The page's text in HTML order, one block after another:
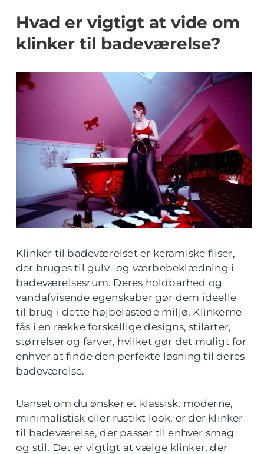
Hvad er vigtigt at vide om
klinker til badeværelse?
Klinker til badeværelset er keramiske fliser,
der bruges til gulv- og værbebeklædning i
badeværelsesrum. Deres holdbarhed og
vandafvisende egenskaber gør dem ideelle
til brug i dette højbelastede miljø. Klinkerne
fås i en række forskellige designs, stilarter,
størrelser og farver, hvilket gør det muligt for
enhver at finde den perfekte løsning til deres
badeværelse.
Uanset om du ønsker et klassisk, moderne,
minimalistisk eller rustikt look, er der klinker
til badeværelse, der passer til enhver smag
og stil. Det er vigtigt at vælge klinker, der